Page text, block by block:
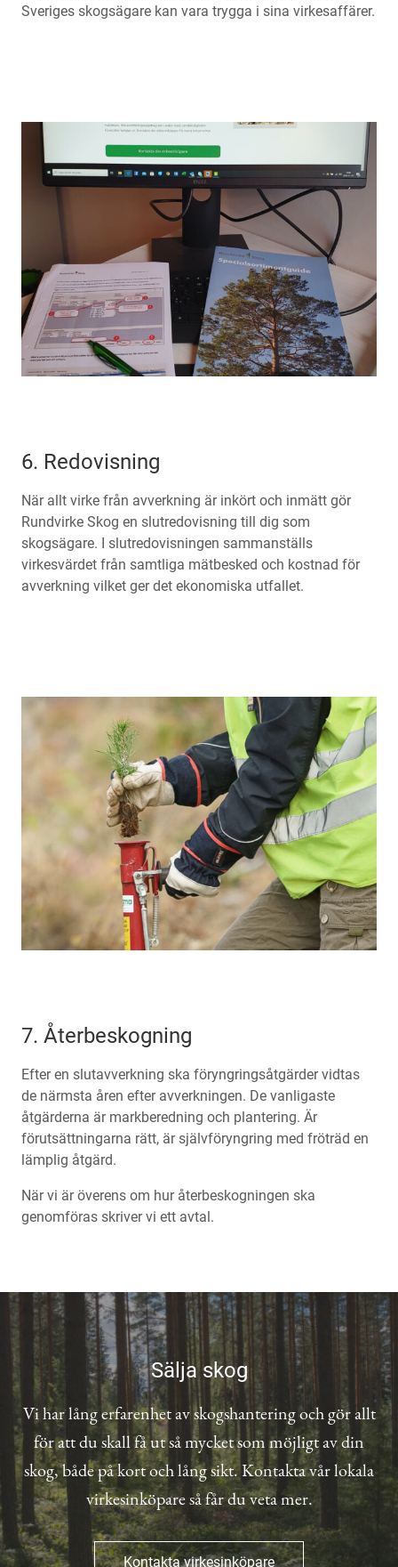
Sveriges skogsägare kan vara trygga i sina virkesaffärer.
6. Redovisning
När allt virke från avverkning är inkört och inmätt gör
Rundvirke Skog en slutredovisning till dig som
skogsägare. I slutredovisningen sammanställs
virkesvärdet från samtliga mätbesked och kostnad för
avverkning vilket ger det ekonomiska utfallet.
7. Återbeskogning
Efter en slutavverkning ska föryngringsåtgärder vidtas
de närmsta åren efter avverkningen. De vanligaste
åtgärderna är markberedning och plantering. Är
förutsättningarna rätt, är självföryngring med fröträd en
lämplig åtgärd.
När vi är överens om hur återbeskogningen ska
genomföras skriver vi ett avtal.
Sälja skog
Vi har lång erfarenhet av skogshantering och gör allt
för att du skall få ut så mycket som möjligt av din
skog, både på kort och lång sikt. Kontakta vår lokala
virkesinköpare så får du veta mer.
Kontakta virkesinköpare